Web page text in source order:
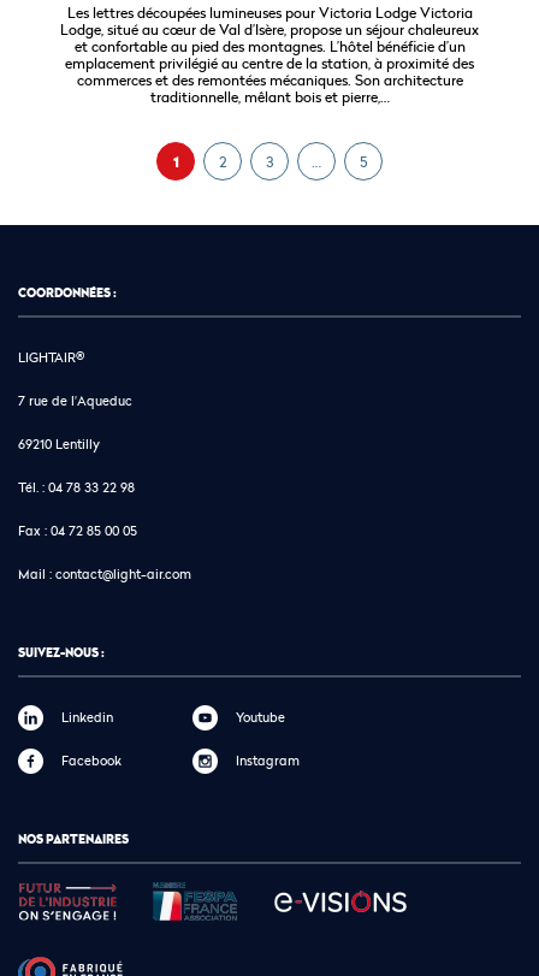
Les lettres découpées lumineuses pour Victoria Lodge Victoria
Lodge, situé au cœur de Val d’Isère, propose un séjour chaleureux
et confortable au pied des montagnes. L’hôtel bénéficie d’un
emplacement privilégié au centre de la station, à proximité des
commerces et des remontées mécaniques. Son architecture
traditionnelle, mêlant bois et pierre,…
1 2 3 … 5
COORDONNÉES :
LIGHTAIR®
7 rue de l'Aqueduc
69210 Lentilly
Tél. : 04 78 33 22 98
Fax : 04 72 85 00 05
Mail : contact@light-air.com
SUIVEZ-NOUS :
Linkedin
Facebook
Youtube
Instagram
NOS PARTENAIRES